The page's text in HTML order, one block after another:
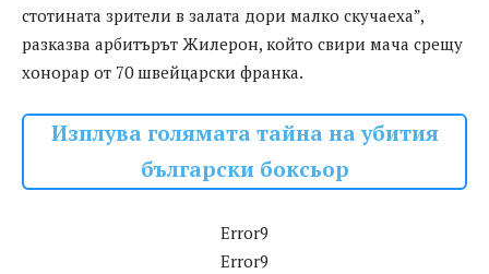
стотината зрители в залата дори малко скучаеха”,
разказва арбитърът Жилерон, който свири мача срещу
хонорар от 70 швейцарски франка.
Изплува голямата тайна на убития
български боксьор
Error9
Error9